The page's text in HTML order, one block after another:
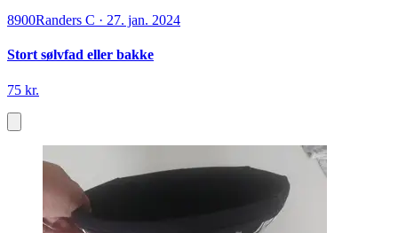
8900Randers C · 27. jan. 2024
Stort sølvfad eller bakke
75 kr.